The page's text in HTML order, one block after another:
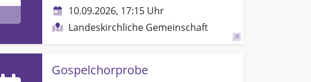
10.09.2026, 17:15 Uhr
Landeskirchliche Gemeinschaft
Gospelchorprobe